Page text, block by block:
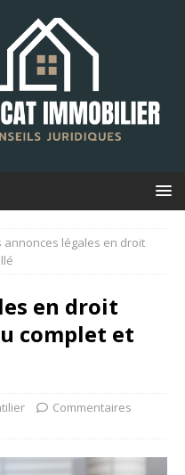
annonces légales en droit
en droit
complet et
Commentaires